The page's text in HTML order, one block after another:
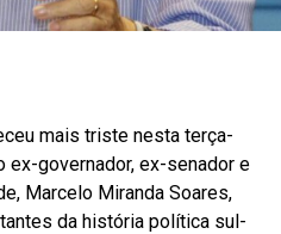
mais triste nesta terça-
ex-governador, ex-senador e
Marcelo Miranda Soares,
da história política sul-